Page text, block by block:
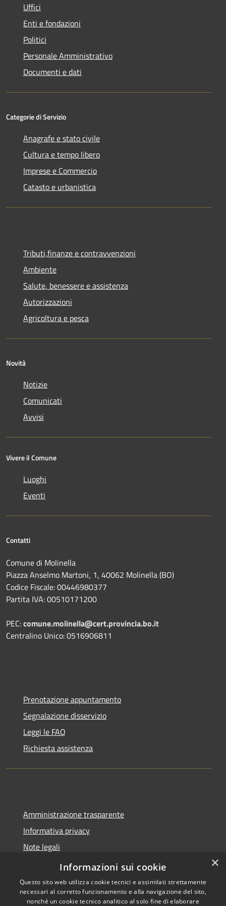
Uffici
Enti e fondazioni
Politici
Personale Amministrativo
Documenti e dati
Categorie di Servizio
Anagrafe e stato civile
Cultura e tempo libero
Imprese e Commercio
Catasto e urbanistica
Tributi,finanze e contravvenzioni
Ambiente
Salute, benessere e assistenza
Autorizzazioni
Agricoltura e pesca
Novità
Notizie
Comunicati
Avvisi
Vivere il Comune
Luoghi
Eventi
Contatti
Comune di Molinella
Piazza Anselmo Martoni, 1, 40062 Molinella (BO)
Codice Fiscale: 00446980377
Partita IVA: 00510171200
PEC:comune.molinella@cert.provincia.bo.it
Centralino Unico: 0516906811
Prenotazione appuntamento
Segnalazione disservizio
Leggi le FAQ
Richiesta assistenza
Amministrazione trasparente
Informativa privacy
Note legali
Dichiarazione di accessibilità
×
Informazioni sui cookie
Questo sito web utilizza cookie tecnici e assimilati strettamente
necessari al corretto funzionamento e alla navigazione del sito,
nonché un cookie tecnico analitico al solo fine di elaborare